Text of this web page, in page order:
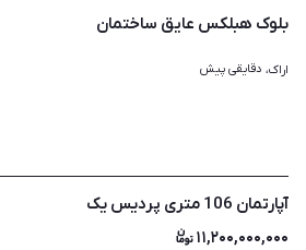
بلوک هبلکس عایق ساختمان
اراک، دقایقی پیش
آپارتمان 106 متری پردیس یک
۱۱,۲۰۰,۰۰۰,۰۰۰